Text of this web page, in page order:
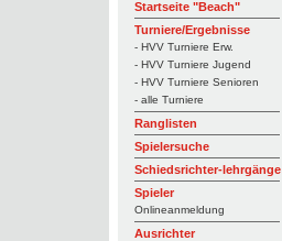
Startseite "Beach"
Turniere/Ergebnisse
- HVV Turniere Erw.
- HVV Turniere Jugend
- HVV Turniere Senioren
- alle Turniere
Ranglisten
Spielersuche
Schiedsrichter-lehrgänge
Spieler
Onlineanmeldung
Ausrichter